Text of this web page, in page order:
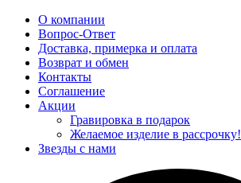
О компании
Вопрос-Ответ
Доставка, примерка и оплата
Возврат и обмен
Контакты
Соглашение
Акции
Гравировка в подарок
Желаемое изделие в рассрочку!
Звезды с нами